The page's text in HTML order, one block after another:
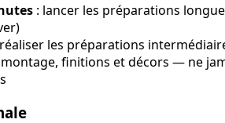
: lancer les préparations
les préparations
finitions et décors — ne